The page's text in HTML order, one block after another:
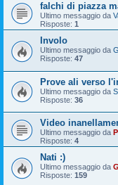
falchi di piazza
Ultimo messaggio da
Risposte: 1
Involo
Ultimo messaggio da
Risposte: 47
Prove ali verso
Ultimo messaggio da
Risposte: 36
Video
Ultimo messaggio da
Risposte: 4
Nati :)
Ultimo messaggio da
Risposte: 159